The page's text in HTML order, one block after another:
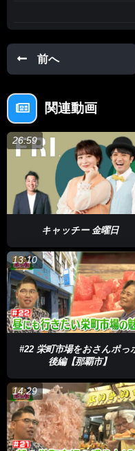
#CATCHY #キャッチー #
#下地久美子 #ミニシアタ
デント｜偶然 #旅立ちのラ
あとで見る0
前へ
関連動画
26:59
キャッチー 金曜日
13:10
#22 栄町市場をおさんポっ
後編【那覇市】
14:29